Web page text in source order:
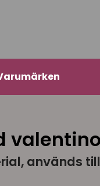
valentino
används